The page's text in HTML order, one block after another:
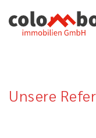
Unsere